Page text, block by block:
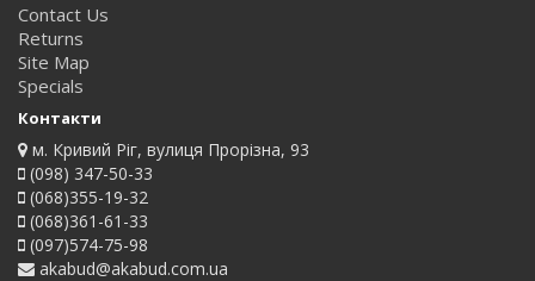
Contact Us
Returns
Site Map
Specials
Контакти
м. Кривий Ріг, вулиця Прорізна, 93
(098) 347-50-33
(068)355-19-32
(068)361-61-33
(097)574-75-98
akabud@akabud.com.ua